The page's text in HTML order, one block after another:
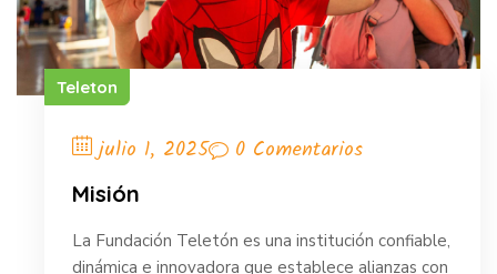
Teleton
julio 1, 2025 0 Comentarios
Misión
La Fundación Teletón es una institución confiable,
dinámica e innovadora que establece alianzas con